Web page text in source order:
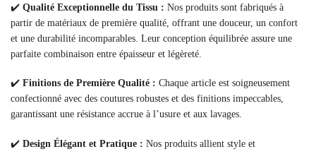
✔️ Qualité Exceptionnelle du Tissu : Nos produits sont fabriqués à
partir de matériaux de première qualité, offrant une douceur, un confort
et une durabilité incomparables. Leur conception équilibrée assure une
parfaite combinaison entre épaisseur et légèreté.
✔️ Finitions de Première Qualité : Chaque article est soigneusement
confectionné avec des coutures robustes et des finitions impeccables,
garantissant une résistance accrue à l’usure et aux lavages.
✔️ Design Élégant et Pratique : Nos produits allient style et